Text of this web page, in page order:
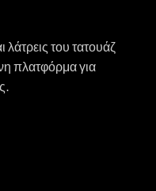
του τατουάζ
πλατφόρμα για